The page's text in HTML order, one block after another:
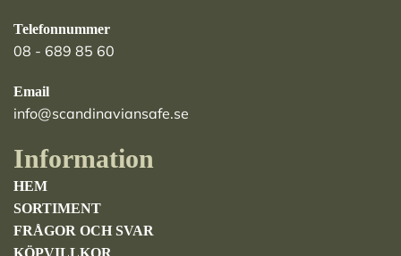
Telefonnummer
08 - 689 85 60
Email
info@scandinaviansafe.se
Information
HEM
SORTIMENT
FRÅGOR OCH SVAR
KÖPVILLKOR